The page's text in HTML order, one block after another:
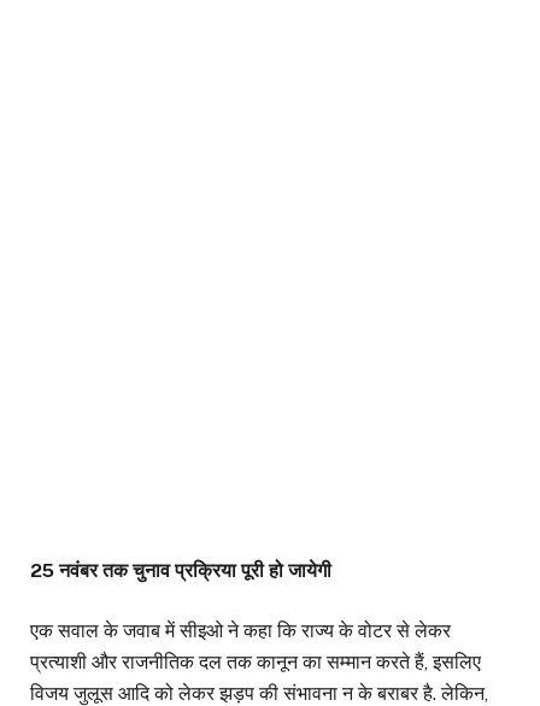
25 नवंबर तक चुनाव प्रक्रिया पूरी हो जायेगी
एक सवाल के जवाब में सीइओ ने कहा कि राज्य के वोटर से लेकर
प्रत्याशी और राजनीतिक दल तक कानून का सम्मान करते हैं, इसलिए
विजय जुलूस आदि को लेकर झड़प की संभावना न के बराबर है. लेकिन,